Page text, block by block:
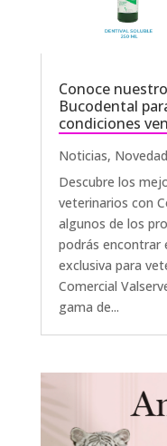
Conoce
Bucodental
condiciones
Noticias,
Descubre los
veterinarios con
algunos de los
podrás encontrar
exclusiva para
Comercial
gama de...